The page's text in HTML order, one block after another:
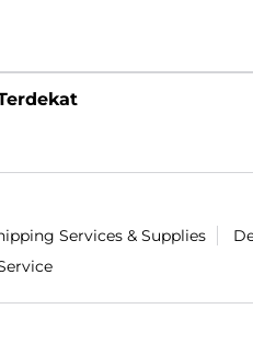
Services & Supplies